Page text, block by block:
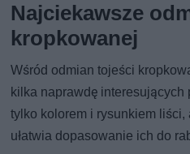
Najciekawsze
kropkowanej
Wśród odmian tojeści
kilka naprawdę
tylko kolorem i rysunkiem liści,
ułatwia dopasowanie ich do